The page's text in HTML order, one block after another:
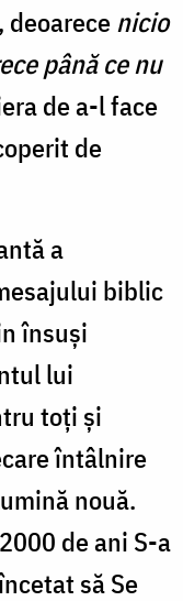
nicio
până ce nu
de a-l face
de
a
biblic
însuşi
lui
toţi şi
întâlnire
nouă.
de ani S-a
să Se